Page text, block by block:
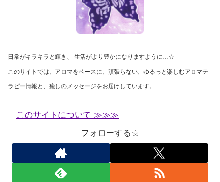
日常がキラキラと輝き、 生活がより豊かになりますように…☆
このサイトでは、アロマをベースに、頑張らない、ゆるっと楽しむアロマテ
ラピー情報と、癒しのメッセージをお届けしています。
このサイトについて ≫≫≫
フォローする☆